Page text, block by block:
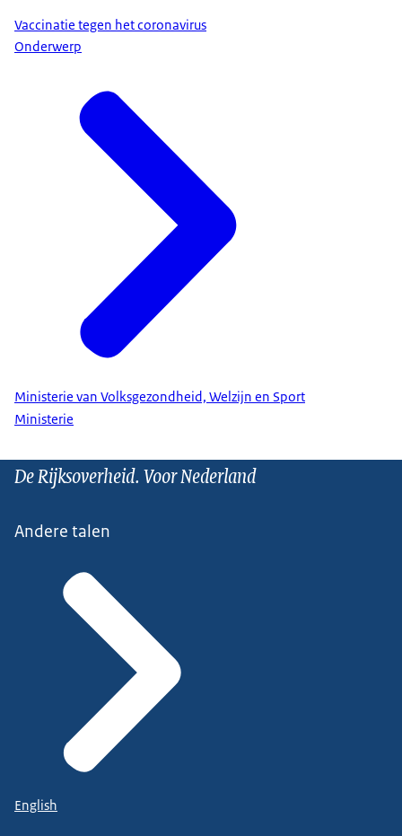
Vaccinatie tegen het coronavirus
Onderwerp
Ministerie van Volksgezondheid, Welzijn en Sport
Ministerie
De Rijksoverheid. Voor Nederland
Andere talen
English